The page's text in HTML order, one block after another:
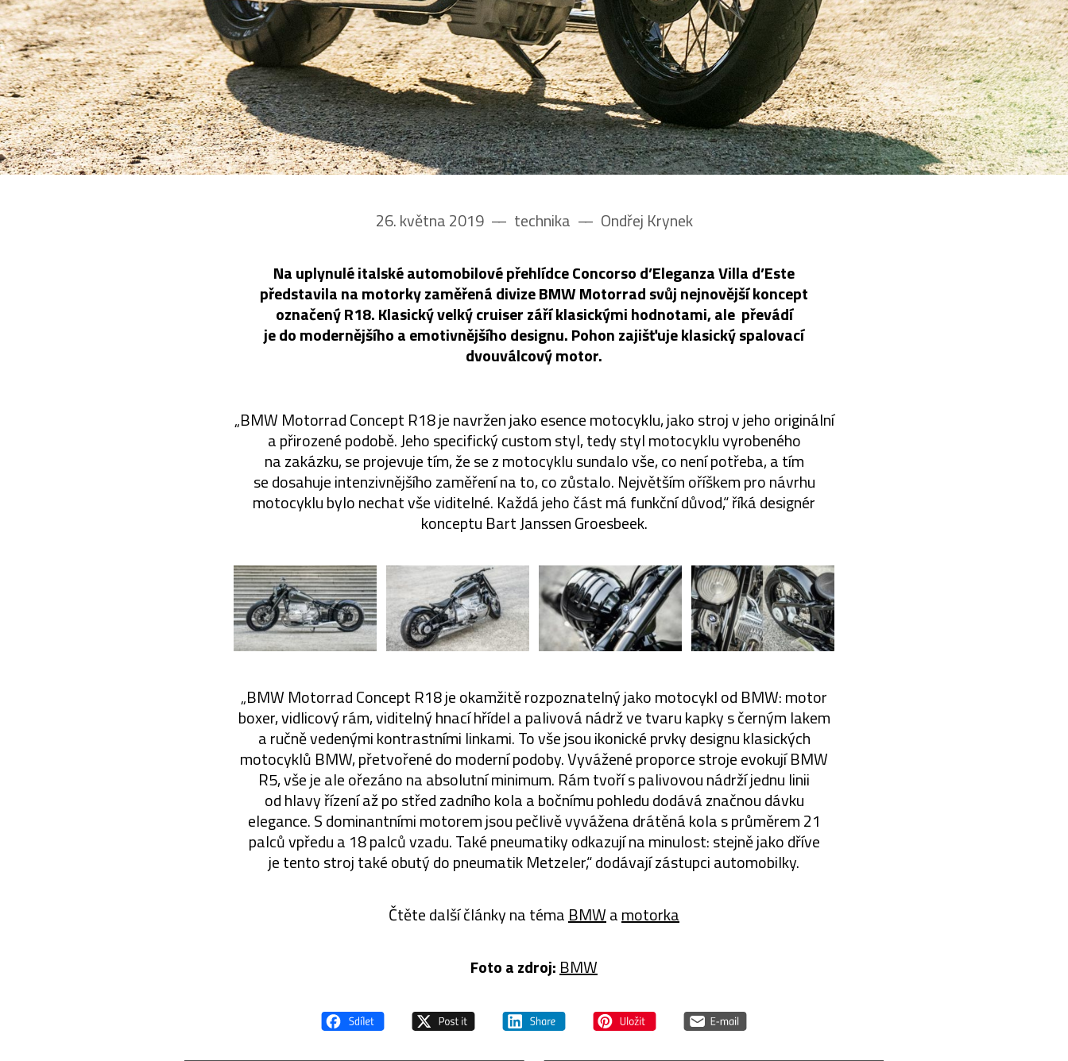
26. května 2019 –– technika –– Ondřej Krynek
Na uplynulé italské automobilové přehlídce Concorso d’Eleganza Villa d’Este
představila na motorky zaměřená divize BMW Motorrad svůj nejnovější koncept
označený R18. Klasický velký cruiser září klasickými hodnotami, ale převádí
je do modernějšího a emotivnějšího designu. Pohon zajišťuje klasický spalovací
dvouválcový motor.
„BMW Motorrad Concept R18 je navržen jako esence motocyklu, jako stroj v jeho originální
a přirozené podobě. Jeho specifický custom styl, tedy styl motocyklu vyrobeného
na zakázku, se projevuje tím, že se z motocyklu sundalo vše, co není potřeba, a tím
se dosahuje intenzivnějšího zaměření na to, co zůstalo. Největším oříškem pro návrhu
motocyklu bylo nechat vše viditelné. Každá jeho část má funkční důvod,“ říká designér
konceptu Bart Janssen Groesbeek.
„BMW Motorrad Concept R18 je okamžitě rozpoznatelný jako motocykl od BMW: motor
boxer, vidlicový rám, viditelný hnací hřídel a palivová nádrž ve tvaru kapky s černým lakem
a ručně vedenými kontrastními linkami. To vše jsou ikonické prvky designu klasických
motocyklů BMW, přetvořené do moderní podoby. Vyvážené proporce stroje evokují BMW
R5, vše je ale ořezáno na absolutní minimum. Rám tvoří s palivovou nádrží jednu linii
od hlavy řízení až po střed zadního kola a bočnímu pohledu dodává značnou dávku
elegance. S dominantními motorem jsou pečlivě vyvážena drátěná kola s průměrem 21
palců vpředu a 18 palců vzadu. Také pneumatiky odkazují na minulost: stejně jako dříve
je tento stroj také obutý do pneumatik Metzeler,“ dodávají zástupci automobilky.
Čtěte další články na téma BMWamotorka
Foto a zdroj: BMW